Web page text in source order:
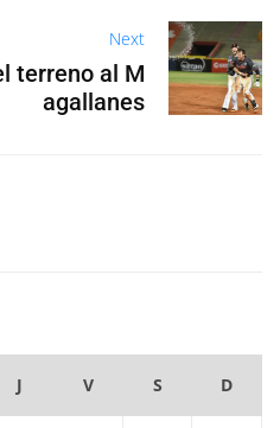
Next
terreno al M
agallanes
J V S D